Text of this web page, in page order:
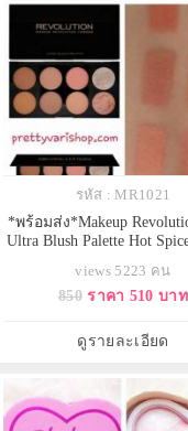
รหัส : MR1021
*พร้อมส่ง*Makeup
Ultra Blush Palette Hot
สีแก้มใหม่ ไม่ซ้ำใคร สีส้ม
6 เฉด มีตั้งแต่ส้มสว่าง ส้มพี
เอาไว้ไล้หน้าเรียวอีก 2 เฉ
views 5223 คน
850 ราคา 510 บาท
ดูรายละเอียด